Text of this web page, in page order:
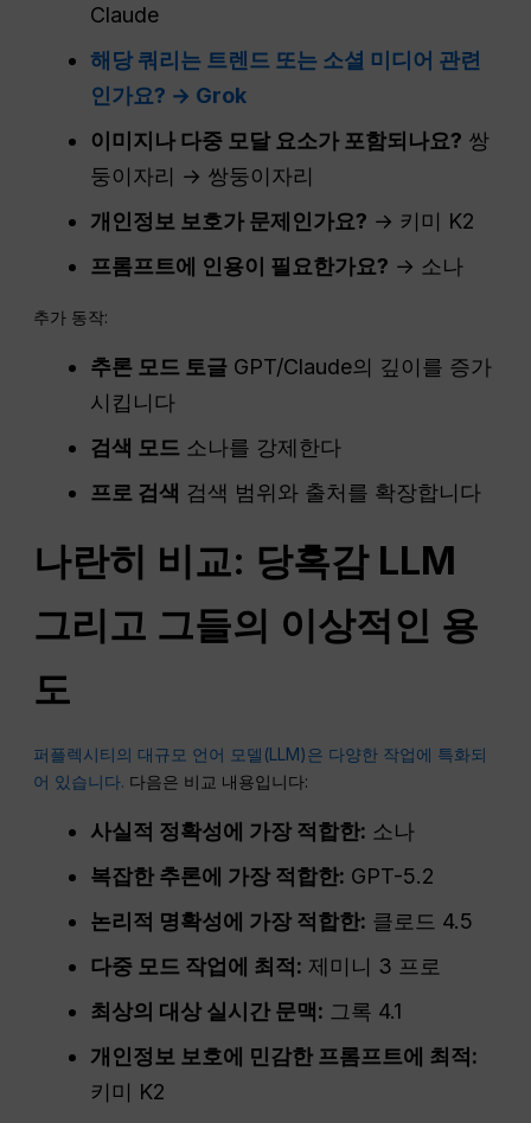
Claude
해당 쿼리는 트렌드 또는 소셜 미디어 관련
인가요? → Grok
이미지나 다중 모달 요소가 포함되나요? 쌍
둥이자리 → 쌍둥이자리
개인정보 보호가 문제인가요? → 키미 K2
프롬프트에 인용이 필요한가요? → 소나
추가 동작:
추론 모드 토글 GPT/Claude의 깊이를 증가
시킵니다
검색 모드 소나를 강제한다
프로 검색 검색 범위와 출처를 확장합니다
나란히 비교: 당혹감 LLM
그리고 그들의 이상적인 용
도
퍼플렉시티의 대규모 언어 모델(LLM)은 다양한 작업에 특화되
어 있습니다. 다음은 비교 내용입니다:
사실적 정확성에 가장 적합한: 소나
복잡한 추론에 가장 적합한: GPT-5.2
논리적 명확성에 가장 적합한: 클로드 4.5
다중 모드 작업에 최적: 제미니 3 프로
최상의 대상 실시간 문맥: 그록 4.1
개인정보 보호에 민감한 프롬프트에 최적:
키미 K2